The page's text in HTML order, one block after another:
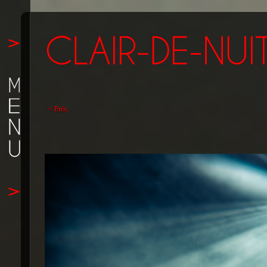
< Préc.